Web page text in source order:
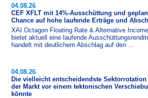
04.08.26
CEF XFLT mit 14%-Ausschüttung und
Chance auf hohe laufende Erträge und
XAI Octagon Floating Rate & Alternative
bietet aktuell eine laufende
handelt mit deutlichem Abschlag auf den ...
04.08.26
Die vielleicht entscheidendste
der Markt vor einem tektonischen
könnte